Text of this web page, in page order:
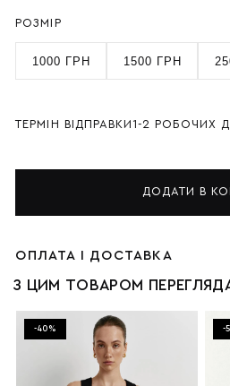
РОЗМІР
1000 ГРН 1500 ГРН
ТЕРМІН ВІДПРАВКИ 1-2 РОБОЧИХ
ДОДАТИ В
ОПЛАТА І ДОСТАВКА
З ЦИМ ТОВАРОМ
-40% -